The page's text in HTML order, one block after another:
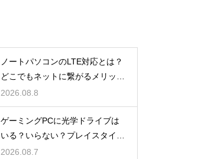
ノートパソコンのLTE対応とは？
どこでもネットに繋がるメリット
解説
2026.08.8
ゲーミングPCに光学ドライブは
いる？いらない？プレイスタイル
で判断
2026.08.7